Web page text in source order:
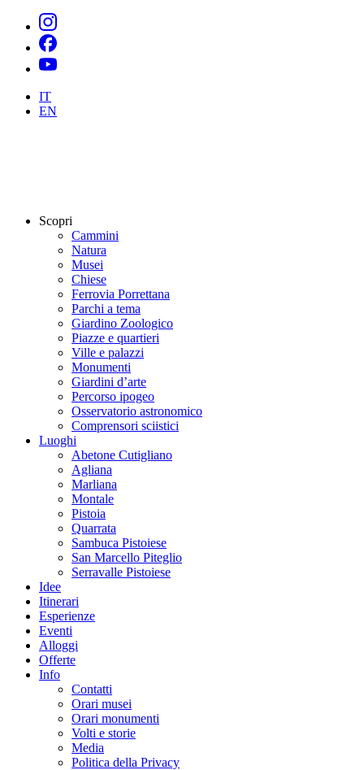
IT
EN
Scopri
Cammini
Natura
Musei
Chiese
Ferrovia Porrettana
Parchi a tema
Giardino Zoologico
Piazze e quartieri
Ville e palazzi
Monumenti
Giardini d’arte
Percorso ipogeo
Osservatorio astronomico
Comprensori sciistici
Luoghi
Abetone Cutigliano
Agliana
Marliana
Montale
Pistoia
Quarrata
Sambuca Pistoiese
San Marcello Piteglio
Serravalle Pistoiese
Idee
Itinerari
Esperienze
Eventi
Alloggi
Offerte
Info
Contatti
Orari musei
Orari monumenti
Volti e storie
Media
Politica della Privacy